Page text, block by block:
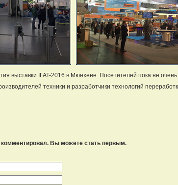
выставки IFAT-2016 в Мюнхене. Посетителей пока не
техники и разработчики технологий
комментировал. Вы можете стать первым.